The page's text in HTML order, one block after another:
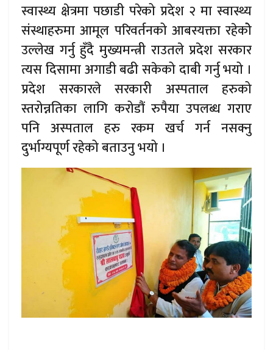
स्वास्थ्य क्षेत्रमा पछाडी परेको प्रदेश २ मा स्वास्थ्य
संस्थाहरुमा आमूल परिवर्तनको आबस्यक्ता रहेकोे
उल्लेख गर्नु हुँदै मुख्यमन्त्री राउतले प्रदेश सरकार
त्यस दिसामा अगाडी बढी सकेको दाबी गर्नु भयो ।
प्रदेश सरकारले सरकारी अस्पताल हरुको
स्तरोन्नतिका लागि करोडौं रुपैया उपलब्ध गराए
पनि अस्पताल हरु रकम खर्च गर्न नसक्नु
दुर्भाग्यपूर्ण रहेको बताउनु भयो ।